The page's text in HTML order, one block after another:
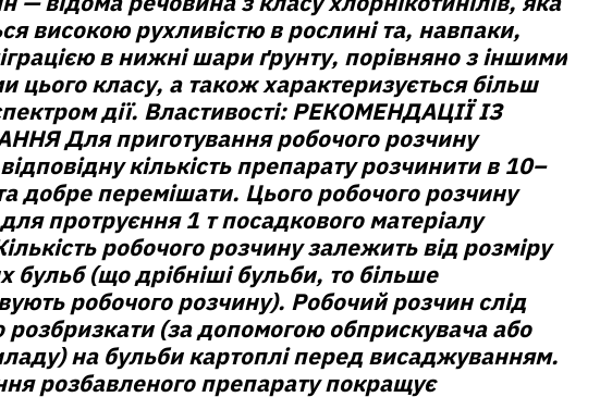
високою рухливістю в рослині та, навпаки,
в нижні шари ґрунту, порівняно з іншими
цього класу, а також характеризується більш
дії. Властивості: РЕКОМЕНДАЦІЇ ІЗ
Для приготування робочого розчину
кількість препарату розчинити в 10–
добре перемішати. Цього робочого розчину
протруєння 1 т посадкового матеріалу
робочого розчину залежить від розміру
бульб (що дрібніші бульби, то більше
робочого розчину). Робочий розчин слід
розбризкати (за допомогою обприскувача або
на бульби картоплі перед висаджуванням.
розбавленого препарату покращує